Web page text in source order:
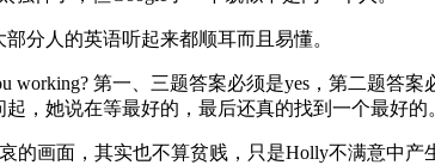
分人的英语听起来都顺耳而且易懂。
第一、三题答案必须是yes，第二题答案
，她说在等最好的，最后还真的找到一个最好的
画面，其实也不算贫贱，只是Holly不满意中产